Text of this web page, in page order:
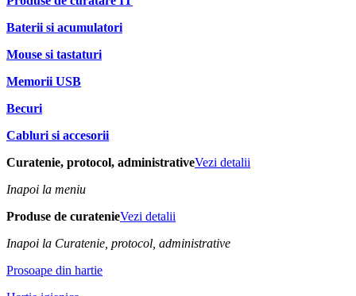
Baterii si acumulatori
Mouse si tastaturi
Memorii USB
Becuri
Cabluri si accesorii
Curatenie, protocol, administrativeVezi detalii
Inapoi la meniu
Produse de curatenieVezi detalii
Inapoi la Curatenie, protocol, administrative
Prosoape din hartie